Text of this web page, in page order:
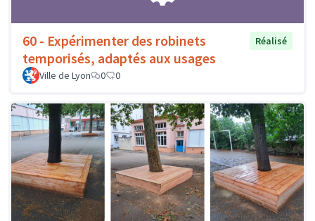
60 - Expérimenter des robinets
temporisés, adaptés aux usages
Réalisé
Ville de Lyon 0 0